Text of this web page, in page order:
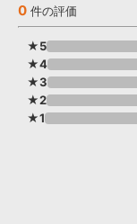
ソフトウェア／
DAW »
SONICWIREブロ
DTMガイド »
FAQ »
ソフト音源
ソフトウェア
フォーマット
ランキング
0 件の評価
★5
★4
★3
★2
★1